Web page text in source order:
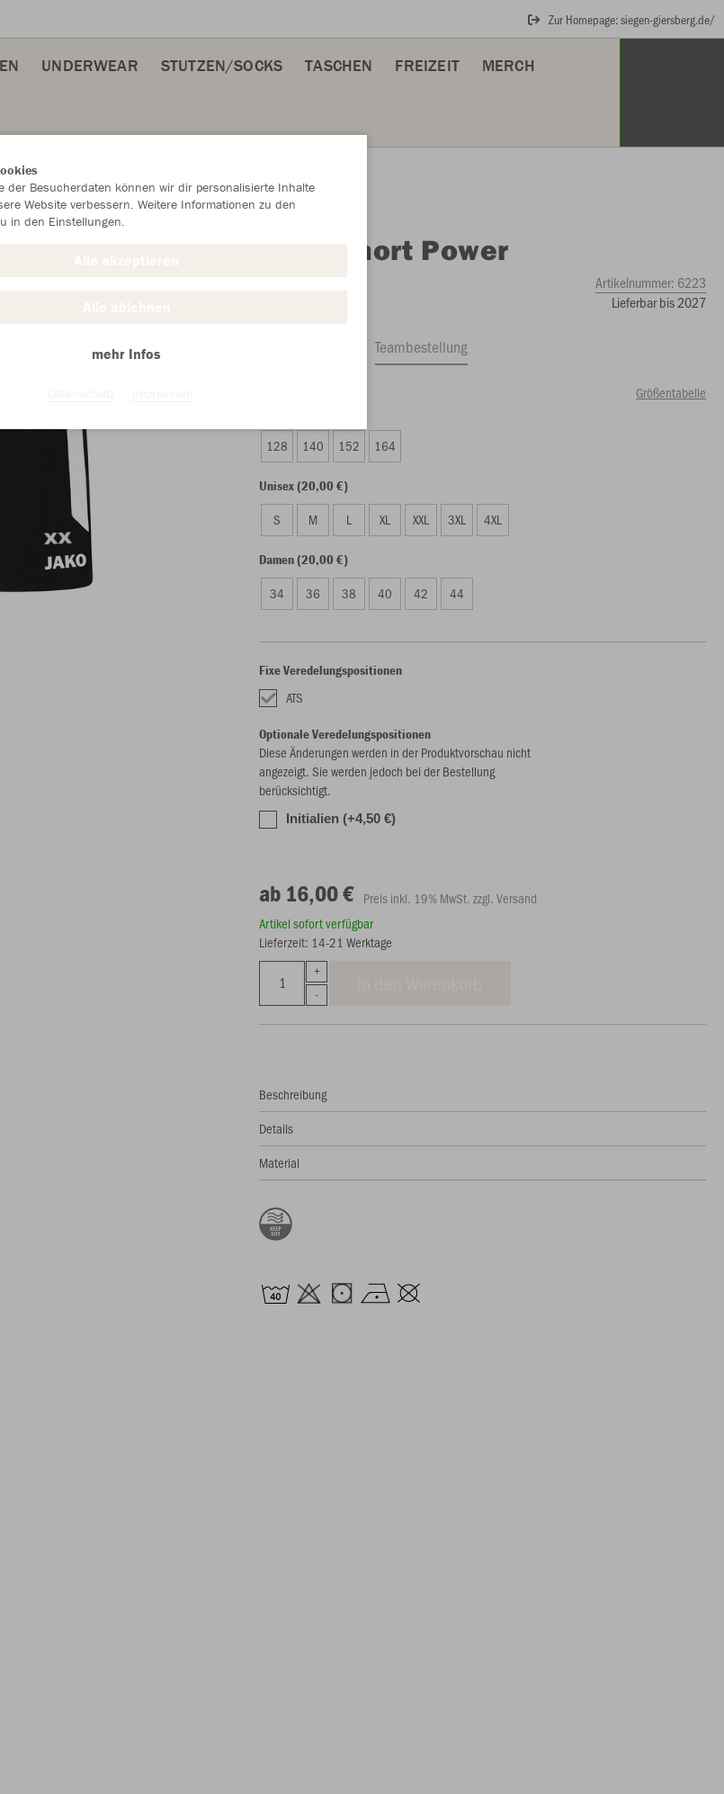
Zur Homepage: siegen-giersberg.de/
UNDERWEAR STUTZEN/SOCKS TASCHEN FREIZEIT MERCH
Short Power
Artikelnummer: 6223
Lieferbar bis 2027
Teambestellung
Größentabelle
128 140 152 164
Unisex (20,00 €)
S M L XL XXL 3XL 4XL
Damen (20,00 €)
34 36 38 40 42 44
Fixe Veredelungspositionen
ATS
Optionale Veredelungspositionen
Diese Änderungen werden in der Produktvorschau nicht
angezeigt. Sie werden jedoch bei der Bestellung
berücksichtigt.
Initialien (+4,50 €)
ab 16,00 € Preis inkl. 19% MwSt. zzgl. Versand
Artikel sofort verfügbar
Lieferzeit: 14-21 Werktage
Beschreibung
Details
Material
der Besucherdaten können wir dir personalisierte Inhalte
Website verbessern. Weitere Informationen zu den
in den Einstellungen.
mehr Infos